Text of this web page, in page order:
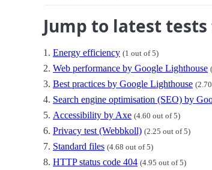
Jump to latest
Energy efficiency (1 out of 5)
Web performance by Google Lighthouse
Best practices by Google Lighthouse
Search engine optimisation (SEO) by
Accessibility by Axe (4.60 out of 5)
Privacy test (Webbkoll) (2.25 out of 5)
Standard files (4.68 out of 5)
HTTP status code 404 (4.95 out of 5)